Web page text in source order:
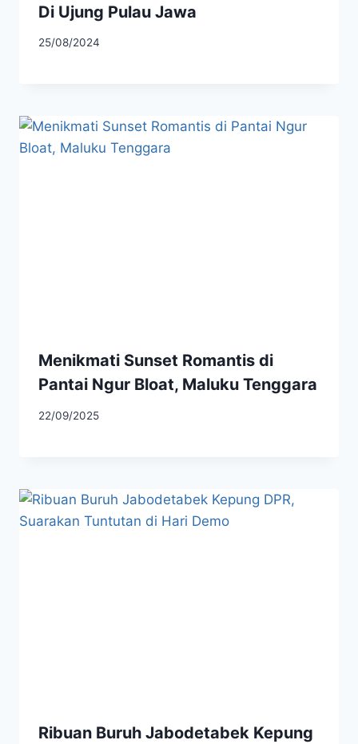
Di Ujung Pulau Jawa
25/08/2024
Menikmati Sunset Romantis di
Pantai Ngur Bloat, Maluku Tenggara
22/09/2025
Ribuan Buruh Jabodetabek Kepung